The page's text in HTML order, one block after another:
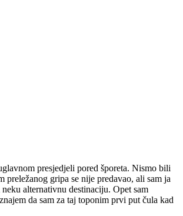
presjedjeli pored šporeta. Nismo bili
gripa se nije predavao, ali sam ja
alternativnu destinaciju. Opet sam
da sam za taj toponim prvi put čula kad